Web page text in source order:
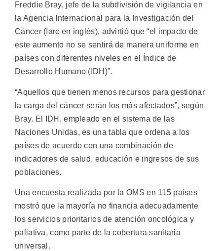
Freddie Bray, jefe de la subdivisión de vigilancia en
la Agencia Internacional para la Investigación del
Cáncer (Iarc en inglés), advirtió que “el impacto de
este aumento no se sentirá de manera uniforme en
países con diferentes niveles en el Índice de
Desarrollo Humano (IDH)”.
“Aquellos que tienen menos recursos para gestionar
la carga del cáncer serán los más afectados”, según
Bray. El IDH, empleado en el sistema de las
Naciones Unidas, es una tabla que ordena a los
países de acuerdo con una combinación de
indicadores de salud, educación e ingresos de sus
poblaciones.
Una encuesta realizada por la OMS en 115 países
mostró que la mayoría no financia adecuadamente
los servicios prioritarios de atención oncológica y
paliativa, como parte de la cobertura sanitaria
universal.